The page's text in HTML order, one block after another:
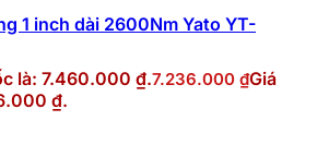
1 inch dài 2600Nm Yato YT-
là: 7.460.000 ₫.7.236.000 ₫Giá
₫.